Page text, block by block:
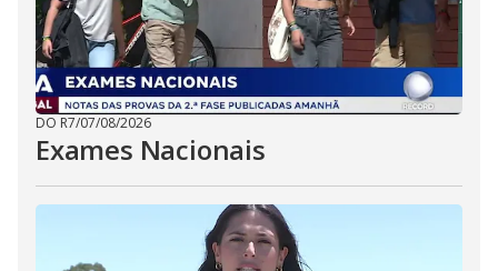
DO R7/07/08/2026
Exames Nacionais